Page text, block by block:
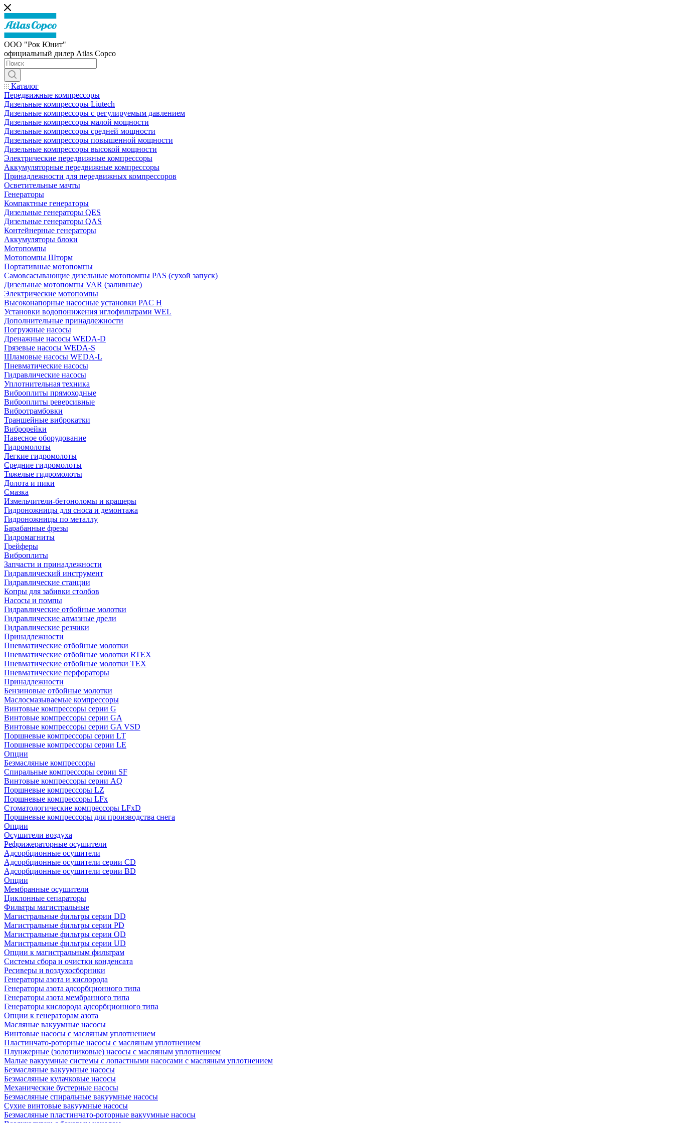
ООО "Рок Юнит"
официальный дилер Atlas Copco
Каталог
Передвижные компрессоры
Дизельные компрессоры Liutech
Дизельные компрессоры с регулируемым давлением
Дизельные компрессоры малой мощности
Дизельные компрессоры средней мощности
Дизельные компрессоры повышенной мощности
Дизельные компрессоры высокой мощности
Электрические передвижные компрессоры
Аккумуляторные передвижные компрессоры
Принадлежности для передвижных компрессоров
Осветительные мачты
Генераторы
Компактные генераторы
Дизельные генераторы QES
Дизельные генераторы QAS
Контейнерные генераторы
Аккумуляторы блоки
Мотопомпы
Мотопомпы Шторм
Портативные мотопомпы
Самовсасывающие дизельные мотопомпы PAS (сухой запуск)
Дизельные мотопомпы VAR (заливные)
Электрические мотопомпы
Высоконапорные насосные установки PAC H
Установки водопонижения иглофильтрами WEL
Дополнительные принадлежности
Погружные насосы
Дренажные насосы WEDA-D
Грязевые насосы WEDA-S
Шламовые насосы WEDA-L
Пневматические насосы
Гидравлические насосы
Уплотнительная техника
Виброплиты прямоходные
Виброплиты реверсивные
Вибротрамбовки
Траншейные виброкатки
Виброрейки
Навесное оборудование
Гидромолоты
Легкие гидромолоты
Средние гидромолоты
Тяжелые гидромолоты
Долота и пики
Смазка
Измельчители-бетоноломы и крашеры
Гидроножницы для сноса и демонтажа
Гидроножницы по металлу
Барабанные фрезы
Гидромагниты
Грейферы
Виброплиты
Запчасти и принадлежности
Гидравлический инструмент
Гидравлические станции
Копры для забивки столбов
Насосы и помпы
Гидравлические отбойные молотки
Гидравлические алмазные дрели
Гидравлические резчики
Принадлежности
Пневматические отбойные молотки
Пневматические отбойные молотки RTEX
Пневматические отбойные молотки TEX
Пневматические перфораторы
Принадлежности
Бензиновые отбойные молотки
Маслосмазываемые компрессоры
Винтовые компрессоры серии G
Винтовые компрессоры cерии GA
Винтовые компрессоры cерии GA VSD
Поршневые компрессоры серии LT
Поршневые компрессоры серии LE
Опции
Безмасляные компрессоры
Спиральные компрессоры серии SF
Винтовые компрессоры серии AQ
Поршневые компрессоры LZ
Поршневые компрессоры LFx
Стоматологические компрессоры LFxD
Поршневые компрессоры для производства снега
Опции
Осушители воздуха
Рефрижераторные осушители
Адсорбционные осушители
Адсорбционные осушители серии CD
Адсорбционные осушители серии BD
Опции
Мембранные осушители
Циклонные сепараторы
Фильтры магистральные
Магистральные фильтры серии DD
Магистральные фильтры серии PD
Магистральные фильтры серии QD
Магистральные фильтры серии UD
Опции к магистральным фильтрам
Системы сбора и очистки конденсата
Ресиверы и воздухосборники
Генераторы азота и кислорода
Генераторы азота адсорбционного типа
Генераторы азота мембранного типа
Генераторы кислорода адсорбционного типа
Опции к генераторам азота
Масляные вакуумные насосы
Винтовые насосы с масляным уплотнением
Пластинчато-роторные насосы с масляным уплотнением
Плунжерные (золотниковые) насосы с масляным уплотнением
Малые вакуумные системы с лопастными насосами с масляным уплотнением
Безмасляные вакуумные насосы
Безмасляные кулачковые насосы
Механические бустерные насосы
Безмасляные спиральные вакуумные насосы
Сухие винтовые вакуумные насосы
Безмасляные пластинчато-роторные вакуумные насосы